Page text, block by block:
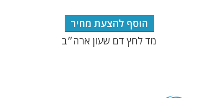
הוסף להצעת מחיר
מד לחץ דם שעון ארה״ב